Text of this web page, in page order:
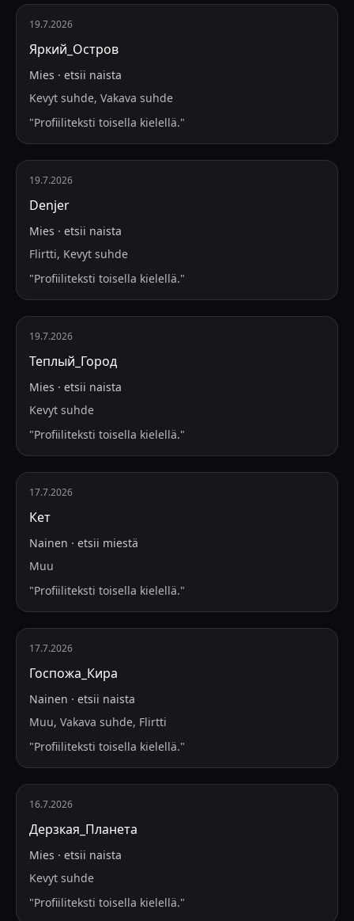
19.7.2026
Яркий_Остров
Mies · etsii naista
Kevyt suhde, Vakava suhde
"Profiiliteksti toisella kielellä."
19.7.2026
Denjer
Mies · etsii naista
Flirtti, Kevyt suhde
"Profiiliteksti toisella kielellä."
19.7.2026
Теплый_Город
Mies · etsii naista
Kevyt suhde
"Profiiliteksti toisella kielellä."
17.7.2026
Кет
Nainen · etsii miestä
Muu
"Profiiliteksti toisella kielellä."
17.7.2026
Госпожа_Кира
Nainen · etsii naista
Muu, Vakava suhde, Flirtti
"Profiiliteksti toisella kielellä."
16.7.2026
Дерзкая_Планета
Mies · etsii naista
Kevyt suhde
"Profiiliteksti toisella kielellä."